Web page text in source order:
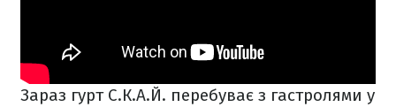
Зараз гурт С.К.А.Й. перебуває з гастролями у